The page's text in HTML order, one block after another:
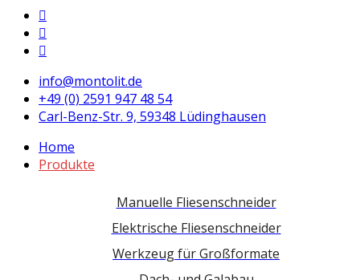
info@montolit.de
+49 (0) 2591 947 48 54
Carl-Benz-Str. 9, 59348 Lüdinghausen
Home
Produkte
Manuelle Fliesenschneider
Elektrische Fliesenschneider
Werkzeug für Großformate